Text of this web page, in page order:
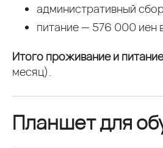
административный
питание — 576 000 иен
Итого проживание и питание
месяц).
Планшет для